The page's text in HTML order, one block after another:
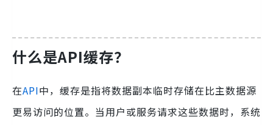
什么是API缓存？
在API中，缓存是指将数据副本临时存储在比主数据源
更易访问的位置。当用户或服务请求这些数据时，系统